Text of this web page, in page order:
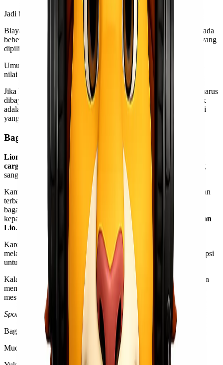
Jadi begini,
Biaya asuransi pengiriman barang dapat bervariasi tergantung pada
beberapa faktor seperti nilai barang, jenis pengiriman, asuransi yang
dipilih, dan peraturan dari jasa pengiriman atau pihak asuransi.
Umumnya, biaya asuransi akan dihitung sebagai persentase dari
nilai barang yang
Kawan Lioingin asuransikan.
Jika Kawan Lio
ingin mengetahui berapa biaya asuransi yang harus
dibayarkan untuk mengirim barang
Kawan Lio
, langkah terbaik
adalah menghubungi perusahaan pengiriman atau pihak asuransi
yang
pilih.
Bagaimana di Lionel Express?
Lionel Express sendiri merupakan salah satu
jasa ekspedisi &
cargo udara
tercepat yang menawarkan harga pengiriman yang
sangat bersahabat.
Kami sangat berkomitmen untuk memberikan kualitas pengiriman
terbaik kepada
Kawan Lio , agar Kawan Lio
dapat merasakan
bagaimana kualitas pelayanan terbaik yang
Kawan Lio
kepada
sangat berdampak pada kemajuan bisnis
Kawan
Lio.
Karena itulah,
Lionel Express menawarkan kemudahan dalam
melakukan pengiriman jalur udara, yaitu dengan menyediakan opsi
untuk memilih asuransi pengiriman atau tidak.
Kalaupun memutuskan untuk memilih, dari
Lionel Express
akan
membantu melakukan perhitungan terhadap biaya asuransi yang
mesti
Kawan Lio
keluarkan secara akurat.
Spoiler
sedikit…paling sekitar 0,0025% dari nilai harga barang.
Bagaimana?
Mudah & murah sekali, bukan?